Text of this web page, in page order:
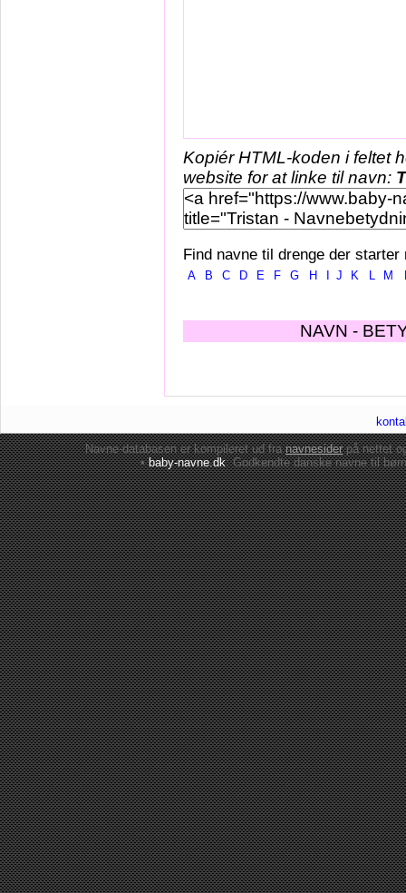
Kopiér HTML-koden i feltet
website for at linke til navn:
Find navne til drenge der starter
A B C D E F G H J K L M
NAVN -
Navne-databasen er kompileret ud franavnesiderpå nettet
•baby-navne.dk: Godkendte danskenavne til børn